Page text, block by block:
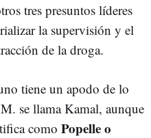
tres presuntos líderes
la supervisión y el
de la droga.
tiene un apodo de lo
se llama Kamal, aunque
como Popelle o